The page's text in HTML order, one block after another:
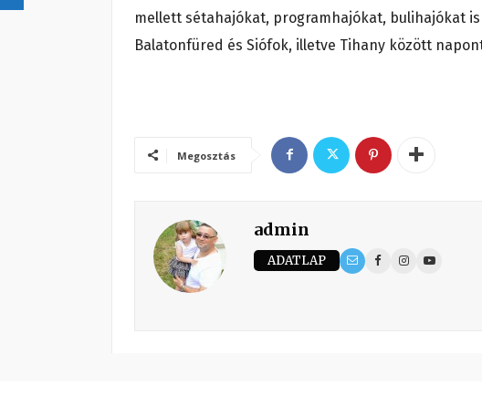
mellett sétahajókat, programhajókat, bulihajókat is
Balatonfüred és Siófok, illetve Tihany között
Megosztás
admin
ADATLAP